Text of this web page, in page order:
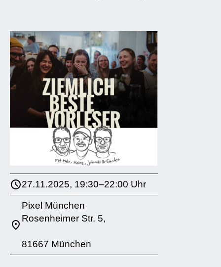
27.11.2025, 19:30–22:00 Uhr
Pixel München
Rosenheimer Str. 5,
81667 München